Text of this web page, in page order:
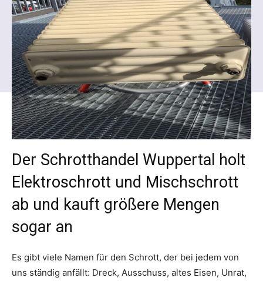
Der Schrotthandel Wuppertal holt
Elektroschrott und Mischschrott
ab und kauft größere Mengen
sogar an
Es gibt viele Namen für den Schrott, der bei jedem von
uns ständig anfällt: Dreck, Ausschuss, altes Eisen, Unrat,